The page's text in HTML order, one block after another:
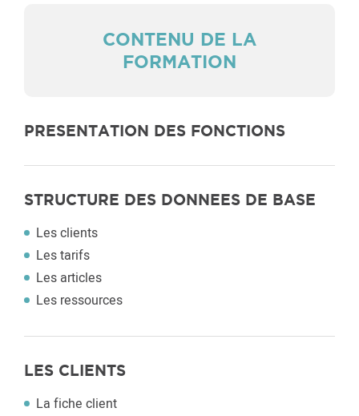
CONTENU DE LA
FORMATION
PRESENTATION DES FONCTIONS
STRUCTURE DES DONNEES DE BASE
Les clients
Les tarifs
Les articles
Les ressources
LES CLIENTS
La fiche client